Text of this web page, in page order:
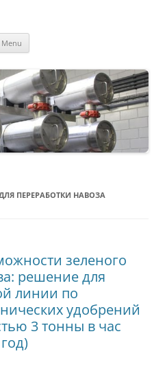
Menu
ПЕРЕРАБОТКИ НАВОЗА
зеленого
решение для
линии по
удобрений
3 тонны в час